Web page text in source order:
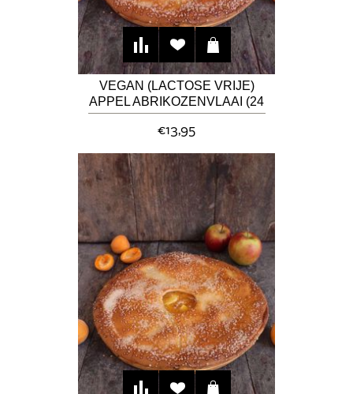
VEGAN (LACTOSE VRIJE)
APPEL ABRIKOZENVLAAI (24
CM)
€13,95